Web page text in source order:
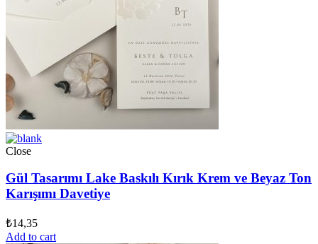
Close
Gül Tasarımı Lake Baskılı Kırık Krem ve Beyaz Ton
Karışımı Davetiye
₺14,35
Add to cart